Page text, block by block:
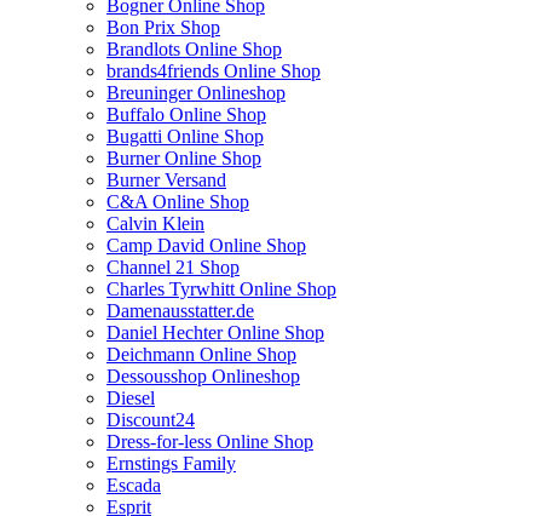
Bogner Online Shop
Bon Prix Shop
Brandlots Online Shop
brands4friends Online Shop
Breuninger Onlineshop
Buffalo Online Shop
Bugatti Online Shop
Burner Online Shop
Burner Versand
C&A Online Shop
Calvin Klein
Camp David Online Shop
Channel 21 Shop
Charles Tyrwhitt Online Shop
Damenausstatter.de
Daniel Hechter Online Shop
Deichmann Online Shop
Dessousshop Onlineshop
Diesel
Discount24
Dress-for-less Online Shop
Ernstings Family
Escada
Esprit